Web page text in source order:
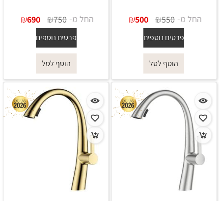
החל מ- ₪550
₪500
פרטים נוספים
הוסף לסל
החל מ- ₪750
₪690
פרטים נוספים
הוסף לסל